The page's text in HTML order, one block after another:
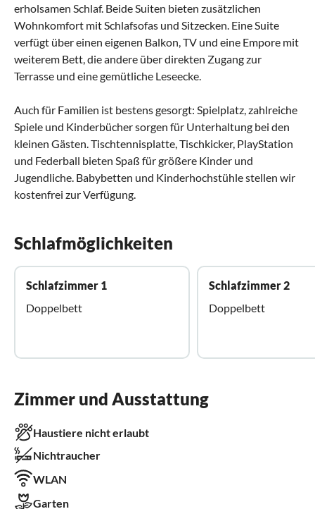
erholsamen Schlaf. Beide Suiten bieten zusätzlichen
Wohnkomfort mit Schlafsofas und Sitzecken. Eine Suite
verfügt über einen eigenen Balkon, TV und eine Empore mit
weiterem Bett, die andere über direkten Zugang zur
Terrasse und eine gemütliche Leseecke.
Auch für Familien ist bestens gesorgt: Spielplatz, zahlreiche
Spiele und Kinderbücher sorgen für Unterhaltung bei den
kleinen Gästen. Tischtennisplatte, Tischkicker, PlayStation
und Federball bieten Spaß für größere Kinder und
Jugendliche. Babybetten und Kinderhochstühle stellen wir
kostenfrei zur Verfügung.
Schlafmöglichkeiten
Schlafzimmer 1
Doppelbett
Schlafzimmer 2
Doppelbett
Zimmer und Ausstattung
Haustiere nicht erlaubt
Nichtraucher
WLAN
Garten